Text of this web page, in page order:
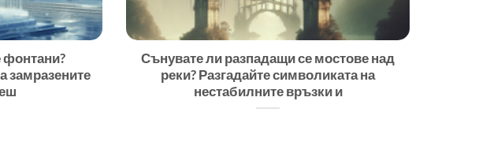
фонтани?
замразените
Сънувате ли разпадащи се мостове над
реки? Разгадайте символиката на
нестабилните връзки и